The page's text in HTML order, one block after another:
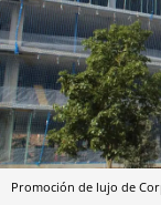
Promoción de lujo de